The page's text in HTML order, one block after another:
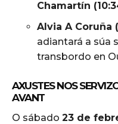
Chamartín
Alvia A Coruña
adiantará a súa
transbordo en
AXUSTES NOS
AVANT
O sábado 23 de